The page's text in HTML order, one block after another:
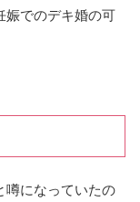
娠でのデキ婚の可
噂になっていたの